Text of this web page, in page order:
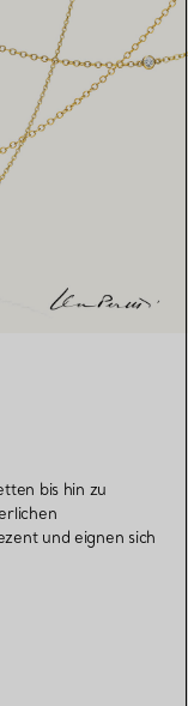
bis hin zu
und eignen sich